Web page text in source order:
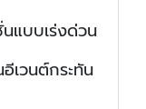
แบบเร่งด่วน
เวนต์กระทัน